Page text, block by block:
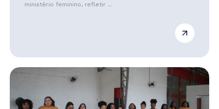
ministério feminino, refletir ...